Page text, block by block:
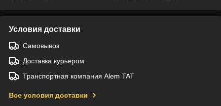
Условия доставки
Самовывоз
Доставка курьером
Транспортная компания Alem TAT
Все условия доставки